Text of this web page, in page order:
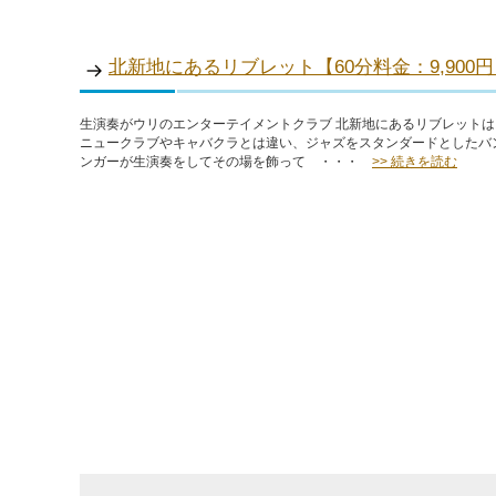
北新地にあるリブレット【60分料金：9,900円
生演奏がウリのエンターテイメントクラブ 北新地にあるリブレット
ニュークラブやキャバクラとは違い、ジャズをスタンダードとしたバ
ンガーが生演奏をしてその場を飾って ・・・ >> 続きを読む